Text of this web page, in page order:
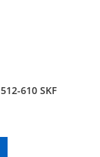
610 SKF